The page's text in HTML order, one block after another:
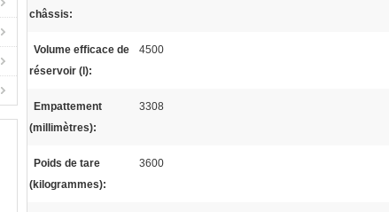
châssis:
Volume efficace de
réservoir (l):
4500
Empattement
(millimètres):
3308
Poids de tare
(kilogrammes):
3600